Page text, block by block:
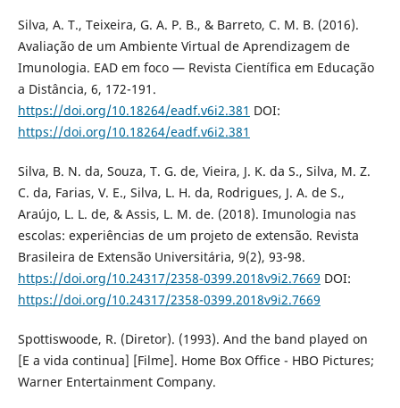
Silva, A. T., Teixeira, G. A. P. B., & Barreto, C. M. B. (2016).
Avaliação de um Ambiente Virtual de Aprendizagem de
Imunologia. EAD em foco — Revista Científica em Educação
a Distância, 6, 172-191.
https://doi.org/10.18264/eadf.v6i2.381 DOI:
https://doi.org/10.18264/eadf.v6i2.381
Silva, B. N. da, Souza, T. G. de, Vieira, J. K. da S., Silva, M. Z.
C. da, Farias, V. E., Silva, L. H. da, Rodrigues, J. A. de S.,
Araújo, L. L. de, & Assis, L. M. de. (2018). Imunologia nas
escolas: experiências de um projeto de extensão. Revista
Brasileira de Extensão Universitária, 9(2), 93-98.
https://doi.org/10.24317/2358-0399.2018v9i2.7669 DOI:
https://doi.org/10.24317/2358-0399.2018v9i2.7669
Spottiswoode, R. (Diretor). (1993). And the band played on
[E a vida continua] [Filme]. Home Box Office - HBO Pictures;
Warner Entertainment Company.